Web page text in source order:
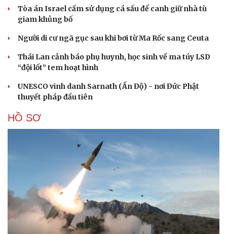
Tòa án Israel cấm sử dụng cá sấu để canh giữ nhà tù
giam khủng bố
Người di cư ngã gục sau khi bơi từ Ma Rốc sang Ceuta
Thái Lan cảnh báo phụ huynh, học sinh về ma túy LSD
“đội lốt” tem hoạt hình
UNESCO vinh danh Sarnath (Ấn Độ) - nơi Đức Phật
thuyết pháp đầu tiên
HỒ SƠ